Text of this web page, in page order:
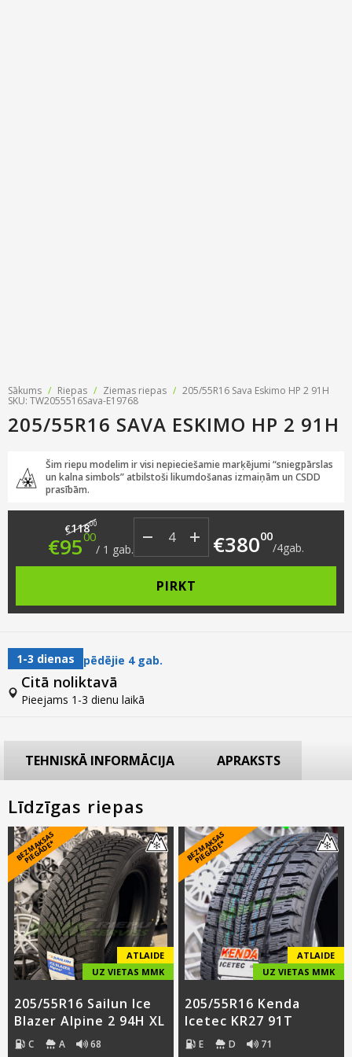
Sākums / Riepas / Ziemas riepas / 205/55R16 Sava Eskimo HP 2 91H
SKU: TW2055516Sava-E19768
205/55R16 SAVA ESKIMO HP 2 91H
Šim riepu modelim ir visi nepieciešamie marķējumi “sniegpārslas
un kalna simbols” atbilstoši likumdošanas izmaiņām un CSDD
prasībām.
€11800 Original price was: €118.00.
€9500 Current price is: €95.00.
/ 1 gab. €38000
/4gab.
PIRKT
1-3 dienas pēdējie 4 gab.
Citā noliktavā
Pieejams 1-3 dienu laikā
TEHNISKĀ INFORMĀCIJA APRAKSTS
Līdzīgas riepas
B
E
Z
M
A
K
S
A
S
PI
E
G
Ā
D
E
*
ATLAIDE
UZ VIETAS MMK
205/55R16 Sailun Ice
Blazer Alpine 2 94H XL
C A 68
B
E
Z
M
A
K
S
A
S
PI
E
G
Ā
D
E
*
ATLAIDE
UZ VIETAS MMK
205/55R16 Kenda
Icetec KR27 91T
E D 71